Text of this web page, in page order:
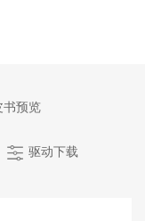
书预览
驱动下载